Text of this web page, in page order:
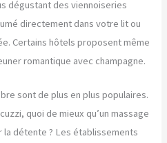
dégustant des viennoiseries
directement dans votre lit ou
Certains hôtels proposent même
romantique avec champagne.
sont de plus en plus populaires.
quoi de mieux qu’un massage
détente ? Les établissements